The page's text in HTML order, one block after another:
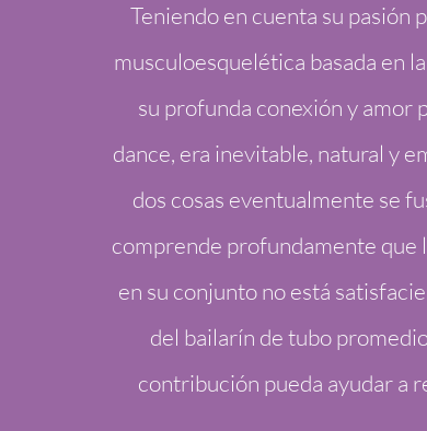
Teniendo en cuenta su pasión
musculoesquelética basada en
su profunda conexión y amor
dance, era inevitable, natural y
dos cosas eventualmente se
comprende profundamente que
en su conjunto no está
del bailarín de tubo
contribución pueda ayudar a